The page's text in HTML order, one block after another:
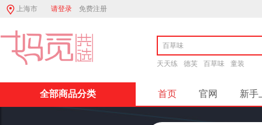
上海市 请登录 免费注册
天天练 德芙 百草味 童装
全部商品分类 首页 官网 新手